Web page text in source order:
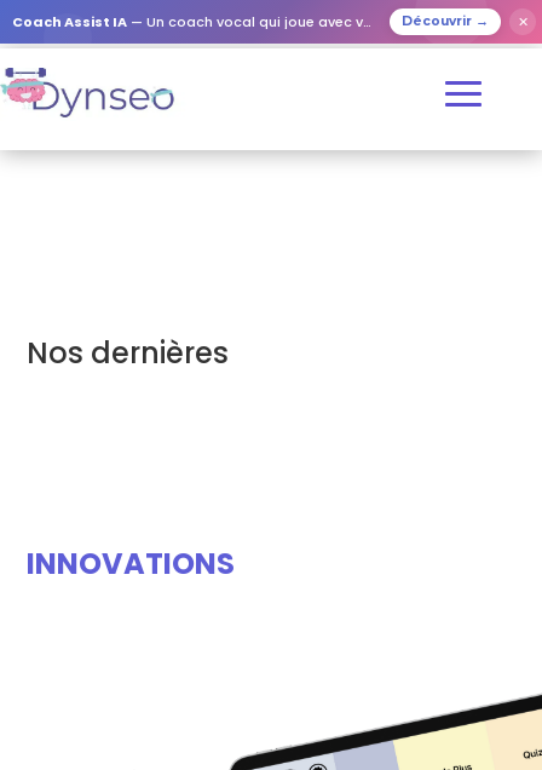
Coach Assist IA — Un coach vocal qui joue avec vos proches Découvrir → ✕
Nos dernières
INNOVATIONS